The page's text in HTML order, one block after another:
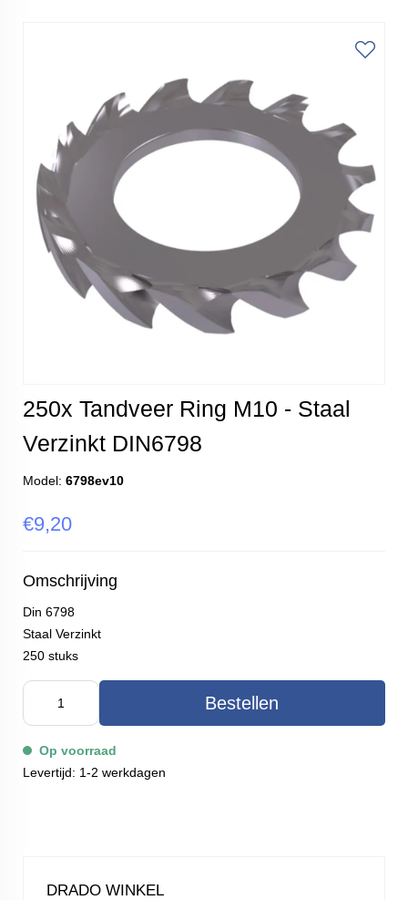
250x Tandveer Ring M10 - Staal
Verzinkt DIN6798
Model: 6798ev10
€9,20
Omschrijving
Din 6798
Staal Verzinkt
250 stuks
Bestellen
Op voorraad
Levertijd: 1-2 werkdagen
DRADO WINKEL